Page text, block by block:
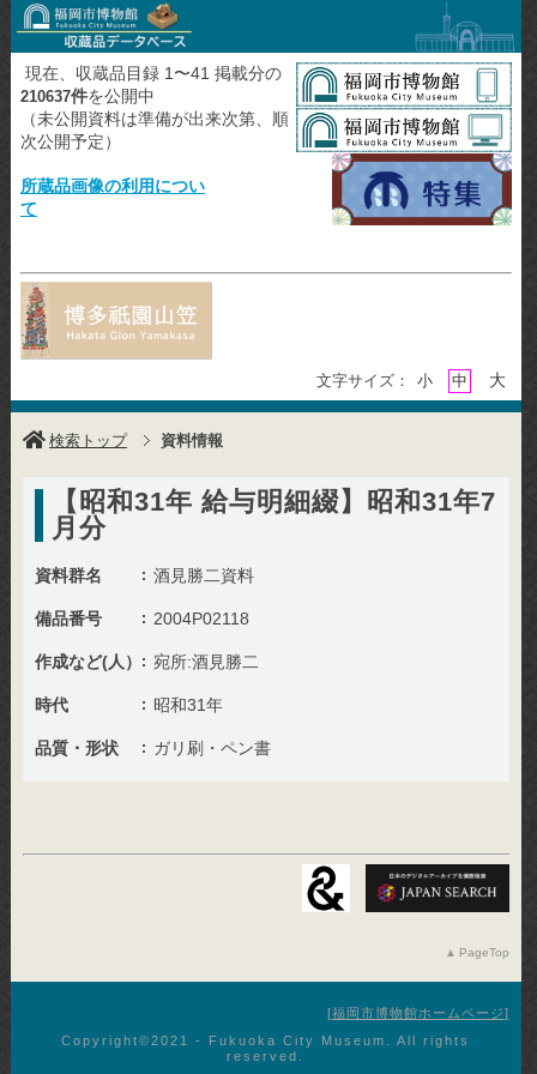
現在、収蔵品目録 1〜41 掲載分の
210637件を公開中
（未公開資料は準備が出来次第、順
次公開予定）
所蔵品画像の利用につい
て
文字サイズ： 小 中 大
検索トップ 資料情報
【昭和31年 給与明細綴】昭和31年7
月分
資料群名 酒見勝二資料
備品番号 2004P02118
作成など(人） 宛所:酒見勝二
時代 昭和31年
品質・形状 ガリ刷・ペン書
PageTop
福岡市博物館ホームページ
Copyright©︎2021 - Fukuoka City Museum. All rights
reserved.